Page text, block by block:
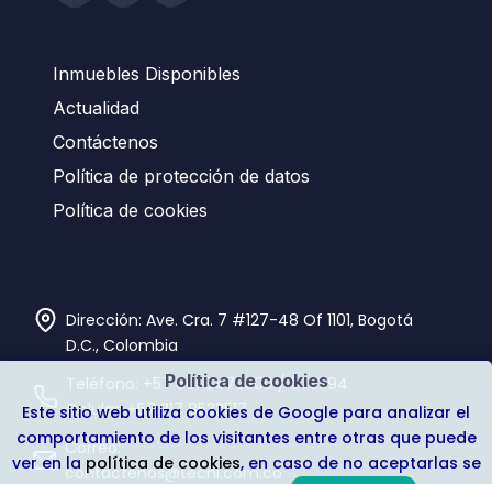
Inmuebles Disponibles
Actualidad
Contáctenos
Política de protección de datos
Política de cookies
Política de cookies
Este sitio web utiliza cookies de Google para analizar el
comportamiento de los visitantes entre otras que puede
ver en la política de cookies, en caso de no aceptarlas se
Dirección: Ave. Cra. 7 #127-48 Of 1101, Bogotá
D.C., Colombia
+57 601 6470300/6751194
Celular:+57 317 8533517
Correo:
contactenos@tecni.com.co